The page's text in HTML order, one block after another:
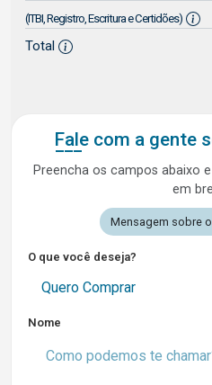
(ITBI, Registro, Escritura e Certidões)
Total
Fale com a gente
Preencha os campos abaixo
em
Mensagem sobre
O que você deseja?
Quero Comprar
Nome